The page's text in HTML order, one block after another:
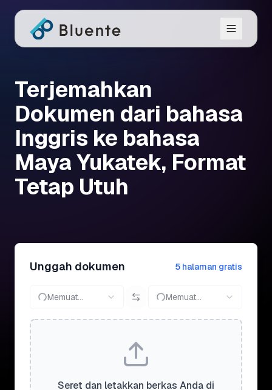
Terjemahkan
Dokumen dari bahasa
Inggris ke bahasa
Maya Yukatek, Format
Tetap Utuh
Unggah dokumen 5 halaman gratis
Memuat... Memuat...
Seret dan letakkan berkas Anda di